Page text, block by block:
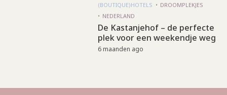
(BOUTIQUE)HOTELS
DROOMPLEKJES
NEDERLAND
De Kastanjehof – de perfecte
plek voor een weekendje weg
6 maanden ago